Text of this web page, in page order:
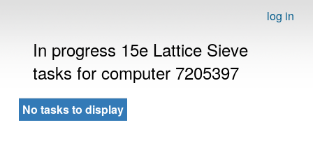
log in
In progress 15e Lattice Sieve
tasks for computer 7205397
No tasks to display